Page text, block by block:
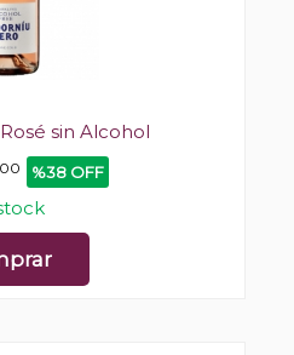
sin Alcohol
00 %38 OFF